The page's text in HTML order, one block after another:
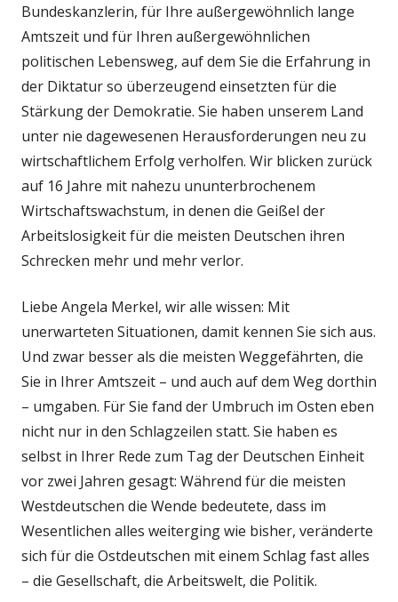
Bundeskanzlerin, für Ihre außergewöhnlich lange
Amtszeit und für Ihren außergewöhnlichen
politischen Lebensweg, auf dem Sie die Erfahrung in
der Diktatur so überzeugend einsetzten für die
Stärkung der Demokratie. Sie haben unserem Land
unter nie dagewesenen Herausforderungen neu zu
wirtschaftlichem Erfolg verholfen. Wir blicken zurück
auf 16 Jahre mit nahezu ununterbrochenem
Wirtschaftswachstum, in denen die Geißel der
Arbeitslosigkeit für die meisten Deutschen ihren
Schrecken mehr und mehr verlor.
Liebe Angela Merkel, wir alle wissen: Mit
unerwarteten Situationen, damit kennen Sie sich aus.
Und zwar besser als die meisten Weggefährten, die
Sie in Ihrer Amtszeit – und auch auf dem Weg dorthin
– umgaben. Für Sie fand der Umbruch im Osten eben
nicht nur in den Schlagzeilen statt. Sie haben es
selbst in Ihrer Rede zum Tag der Deutschen Einheit
vor zwei Jahren gesagt: Während für die meisten
Westdeutschen die Wende bedeutete, dass im
Wesentlichen alles weiterging wie bisher, veränderte
sich für die Ostdeutschen mit einem Schlag fast alles
– die Gesellschaft, die Arbeitswelt, die Politik.